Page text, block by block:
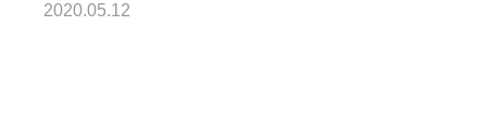
2020.05.12